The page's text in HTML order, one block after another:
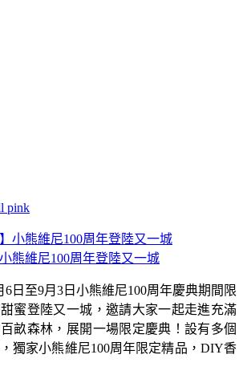
熊維尼100周年登陸又一城
6日至9月3日小熊維尼100周年慶典期間限
蜜登陸又一城，邀請大家一起走進充滿
畝森林，展開一場限定慶典！設有多個
獨家小熊維尼100周年限定精品，DIY香